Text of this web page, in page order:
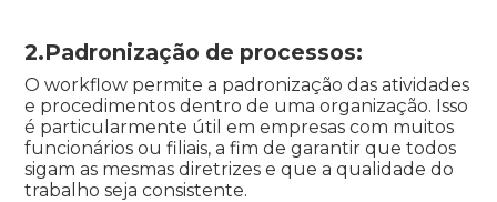
2.Padronização de processos:
O workflow permite a padronização das atividades
e procedimentos dentro de uma organização. Isso
é particularmente útil em empresas com muitos
funcionários ou filiais, a fim de garantir que todos
sigam as mesmas diretrizes e que a qualidade do
trabalho seja consistente.